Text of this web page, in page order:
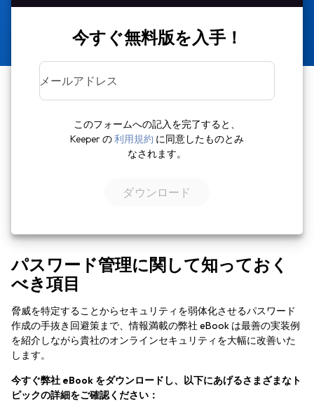
今すぐ無料版を入手！
メールアドレス
このフォームへの記入を完了すると、
Keeper の利用規約 に同意したものとみ
なされます。
パスワード管理に関して知っておく
べき項目
脅威を特定することからセキュリティを弱体化させるパスワード
作成の手抜き回避策まで、情報満載の弊社 eBook は最善の実装例
を紹介しながら貴社のオンラインセキュリティを大幅に改善いた
します。
今すぐ弊社 eBook をダウンロードし、以下にあげるさまざまなト
ピックの詳細をご確認ください：